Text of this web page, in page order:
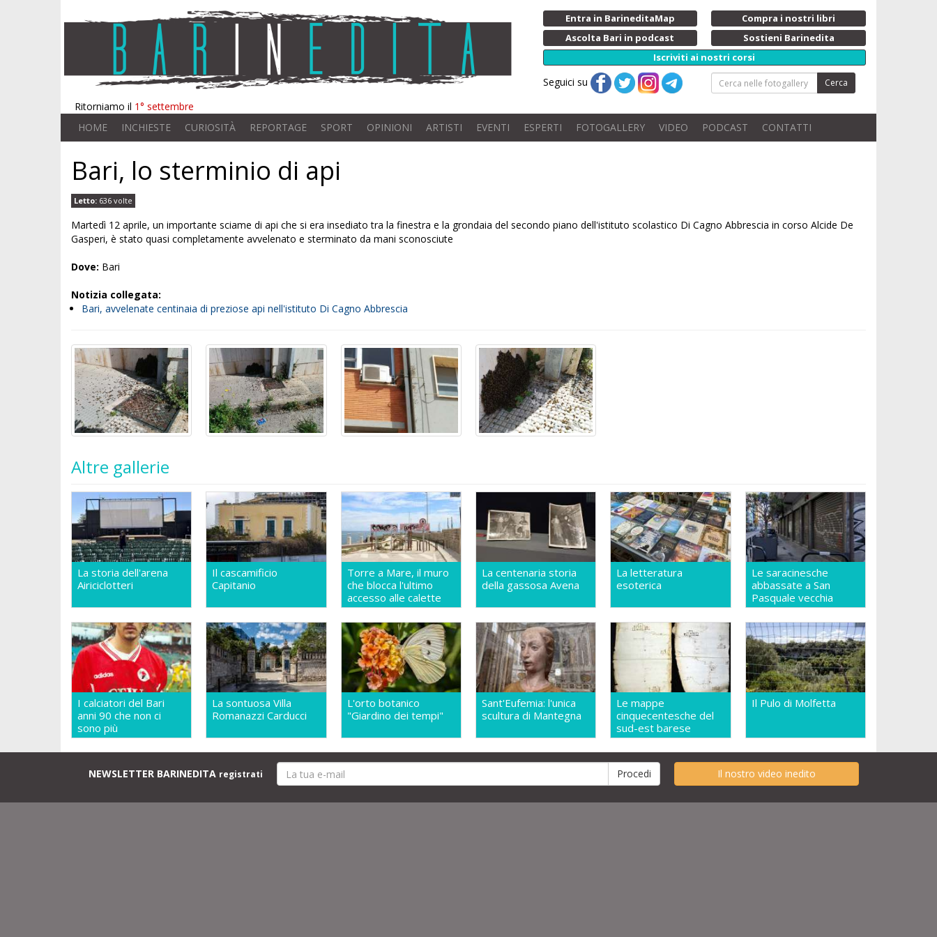
Ritorniamo il 1° settembre
Entra in BarineditaMap
Compra i nostri libri
Ascolta Bari in podcast
Sostieni Barinedita
Iscriviti ai nostri corsi
Seguici su Cerca
HOME INCHIESTE CURIOSITÀ REPORTAGE SPORT OPINIONI ARTISTI EVENTI ESPERTI FOTOGALLERY VIDEO PODCAST CONTATTI
Bari, lo sterminio di api
Letto: 636 volte
Martedì 12 aprile, un importante sciame di api che si era insediato tra la finestra e la grondaia del secondo piano dell'istituto scolastico Di Cagno Abbrescia in corso Alcide De
Gasperi, è stato quasi completamente avvelenato e sterminato da mani sconosciute
Dove: Bari
Notizia collegata:
Bari, avvelenate centinaia di preziose api nell'istituto Di Cagno Abbrescia
Altre gallerie
La storia dell'arena
Airiciclotteri
Il cascamificio
Capitanio
Torre a Mare, il muro
che blocca l'ultimo
accesso alle calette
La centenaria storia
della gassosa Avena
La letteratura
esoterica
Le saracinesche
abbassate a San
Pasquale vecchia
I calciatori del Bari
anni 90 che non ci
sono più
La sontuosa Villa
Romanazzi Carducci
L'orto botanico
"Giardino dei tempi"
Sant'Eufemia: l'unica
scultura di Mantegna
Le mappe
cinquecentesche del
sud-est barese
Il Pulo di Molfetta
NEWSLETTER BARINEDITA registrati Il nostro video inedito